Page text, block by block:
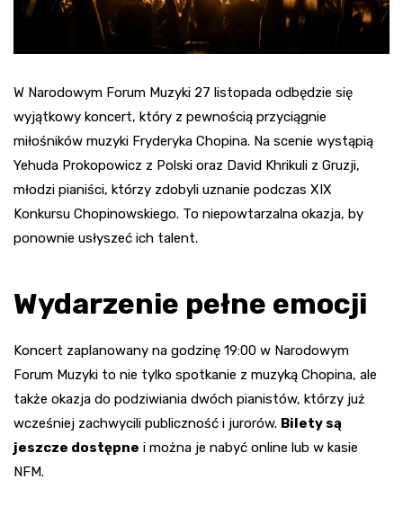
W Narodowym Forum Muzyki 27 listopada odbędzie się
wyjątkowy koncert, który z pewnością przyciągnie
miłośników muzyki Fryderyka Chopina. Na scenie wystąpią
Yehuda Prokopowicz z Polski oraz David Khrikuli z Gruzji,
młodzi pianiści, którzy zdobyli uznanie podczas XIX
Konkursu Chopinowskiego. To niepowtarzalna okazja, by
ponownie usłyszeć ich talent.
Wydarzenie pełne emocji
Koncert zaplanowany na godzinę 19:00 w Narodowym
Forum Muzyki to nie tylko spotkanie z muzyką Chopina, ale
także okazja do podziwiania dwóch pianistów, którzy już
wcześniej zachwycili publiczność i jurorów. Bilety są
jeszcze dostępne i można je nabyć online lub w kasie
NFM.